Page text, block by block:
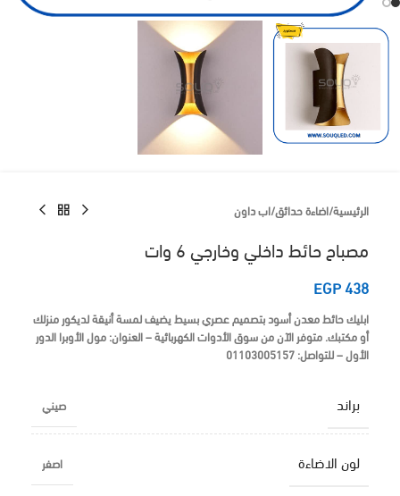
الرئيسية/اضاءة حدائق/اب داون
مصباح حائط داخلي وخارجي 6 وات
EGP438
ابليك حائط معدن أسود بتصميم عصري بسيط يضيف لمسة أنيقة لديكور منزلك
أو مكتبك. متوفر الآن منسوق الأدوات الكهربائية– العنوان: مول الأوبرا الدور
الأول – للتواصل: 01103005157
براند صيني
لون الاضاءة اصفر